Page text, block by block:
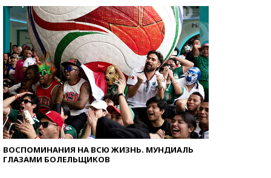
ВОСПОМИНАНИЯ НА ВСЮ ЖИЗНЬ. МУНДИАЛЬ
ГЛАЗАМИ БОЛЕЛЬЩИКОВ